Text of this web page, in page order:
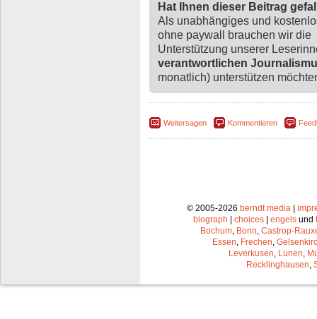
Hat Ihnen dieser Beitrag
Als unabhängiges und
ohne paywall brauchen wir die
Unterstützung unserer
verantwortlichen
monatlich) unterstützen
Weitersagen Kommentieren
© 2005-2026 berndt media|
biograph
choices engels und
Bochum, Bonn, Castrop-
Essen, Frechen,
Leverkusen, Lünen,
Recklinghausen,